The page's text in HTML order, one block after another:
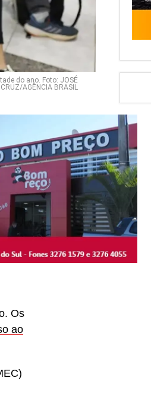
do ano. Foto: JOSÉ
CRUZ/AGÊNCIA BRASIL
Os
ao